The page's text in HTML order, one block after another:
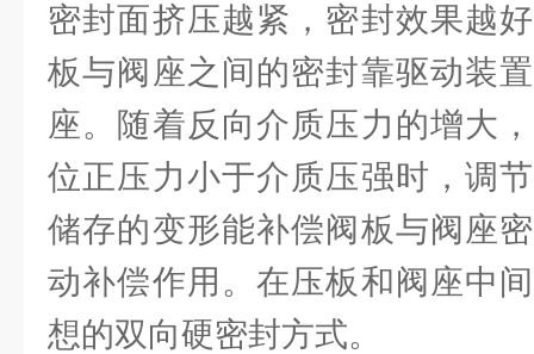
密封面挤压越紧，密封效果越
板与阀座之间的密封靠驱动装
座。随着反向介质压力的增大
位正压力小于介质压强时，调
储存的变形能补偿阀板与阀座
动补偿作用。在压板和阀座中
想的双向硬密封方式。